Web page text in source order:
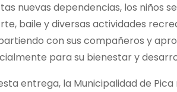
nuevas dependencias, los niños
baile y diversas actividades
con sus compañeros y
para su bienestar y
entrega, la Municipalidad de